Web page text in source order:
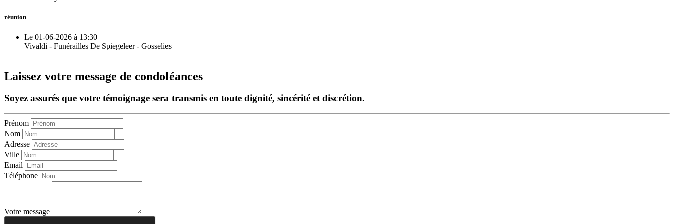
réunion
Le 01-06-2026 à 13:30
Vivaldi - Funérailles De Spiegeleer - Gosselies
Laissez votre message de condoléances
Soyez assurés que votre témoignage sera transmis en toute dignité, sincérité et discrétion.
Prénom
Nom
Adresse
Ville
Email
Téléphone
Votre message